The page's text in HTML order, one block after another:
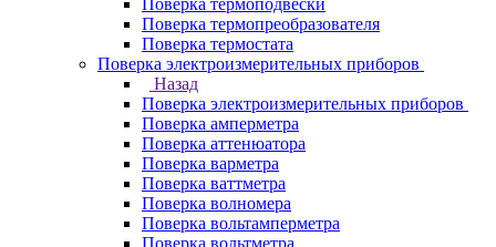
Поверка термоподвески
Поверка термопреобразователя
Поверка термостата
Поверка электроизмерительных приборов
Назад
Поверка электроизмерительных приборов
Поверка амперметра
Поверка аттенюатора
Поверка варметра
Поверка ваттметра
Поверка волномера
Поверка вольтамперметра
Поверка вольтметра